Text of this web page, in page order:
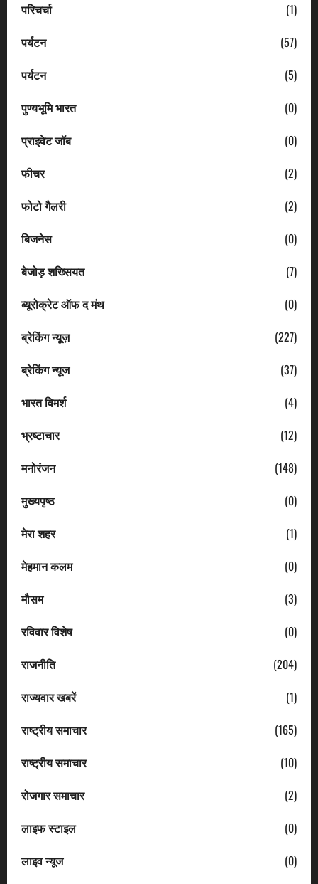
परिचर्चा
(1)
पर्यटन
(57)
पर्यटन
(5)
पुण्यभूमि भारत
(0)
प्राइवेट जॉब
(0)
फीचर
(2)
फोटो गैलरी
(2)
बिजनेस
(0)
बेजोड़ शख्सियत
(7)
ब्यूरोक्रेट ऑफ द मंथ
(0)
ब्रेकिंग न्यूज़
(227)
ब्रेकिंग न्यूज
(37)
भारत विमर्श
(4)
भ्रष्टाचार
(12)
मनोरंजन
(148)
मुख्यपृष्ठ
(0)
मेरा शहर
(1)
मेहमान कलम
(0)
मौसम
(3)
रविवार विशेष
(0)
राजनीति
(204)
राज्यवार खबरें
(1)
राष्ट्रीय समाचार
(165)
राष्ट्रीय समाचार
(10)
रोजगार समाचार
(2)
लाइफ स्टाइल
(0)
लाइव न्यूज
(0)